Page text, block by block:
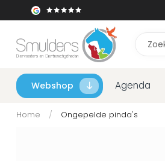
Webshop Agenda
Home / Ongepelde pinda's